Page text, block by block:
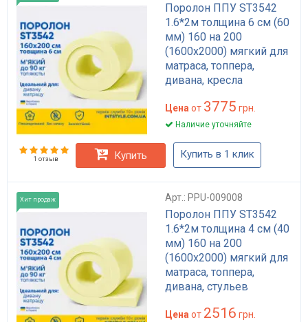
Поролон ППУ ST3542
1.6*2м толщина 6 см (60
мм) 160 на 200
(1600х2000) мягкий для
матраса, топпера,
дивана, кресла
Цена от 3775 грн.
Наличие уточняйте
1 отзыв Купить Купить в 1 клик
Хит продаж Арт.: PPU-009008
Поролон ППУ ST3542
1.6*2м толщина 4 см (40
мм) 160 на 200
(1600х2000) мягкий для
матраса, топпера,
дивана, стульев
Цена от 2516 грн.